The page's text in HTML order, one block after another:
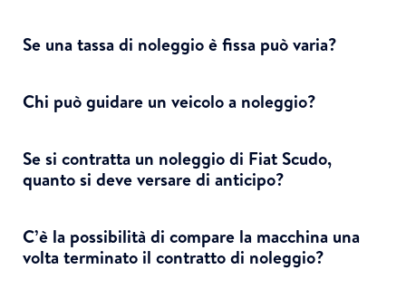
Se una tassa di noleggio è fissa può varia?
Chi può guidare un veicolo a noleggio?
Se si contratta un noleggio di Fiat Scudo,
quanto si deve versare di anticipo?
C’è la possibilità di compare la macchina una
volta terminato il contratto di noleggio?